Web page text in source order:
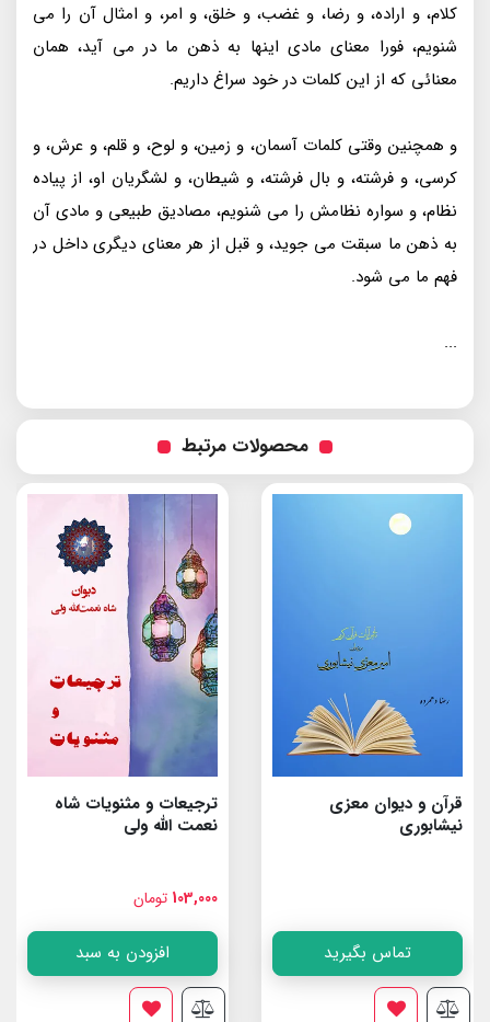
کلام، و اراده، و رضا، و غضب، و خلق، و امر، و امثال آن را می
شنویم، فورا معنای مادی اینها به ذهن ما در می آید، همان
معنائی که از این کلمات در خود سراغ داریم.
و همچنین وقتی کلمات آسمان، و زمین، و لوح، و قلم، و عرش، و
کرسی، و فرشته، و بال فرشته، و شیطان، و لشگریان او، از پیاده
نظام، و سواره نظامش را می شنویم، مصادیق طبیعی و مادی آن
به ذهن ما سبقت می جوید، و قبل از هر معنای دیگری داخل در
فهم ما می شود.
...
محصولات مرتبط
قرآن و دیوان معزی
نیشابوری
تماس بگیرید
ترجیعات و مثنویات شاه
نعمت الله ولى
103,000 تومان
افزودن به سبد